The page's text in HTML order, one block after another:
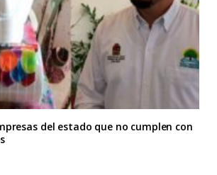
del estado que no cumplen con